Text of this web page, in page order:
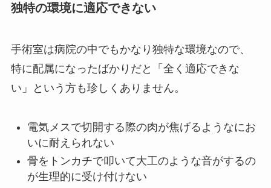
独特の環境に適応できない
手術室は病院の中でもかなり独特な環境なので、
特に配属になったばかりだと「全く適応できな
い」という方も珍しくありません。
電気メスで切開する際の肉が焦げるようなにお
いに耐えられない
骨をトンカチで叩いて大工のような音がするの
が生理的に受け付けない